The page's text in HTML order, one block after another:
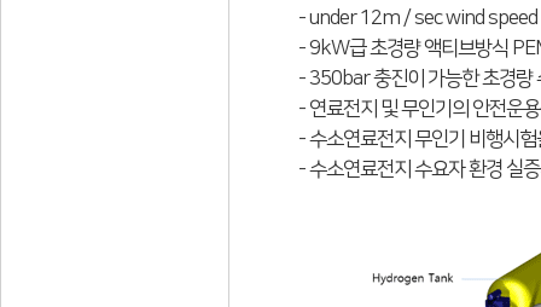
- under 12m / sec wind speed
- 9kW급 초경량 액티브방식
- 350bar 충진이 가능한 초경량
- 연료전지 및 무인기의 안전운
- 수소연료전지 무인기 비행시
- 수소연료전지 수요자 환경 실